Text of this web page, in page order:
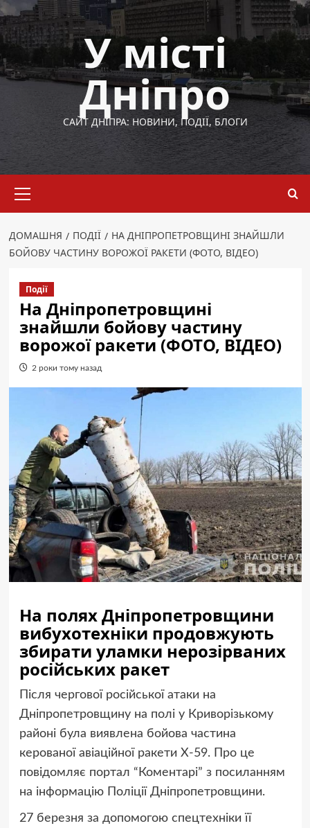
Перейти
до
вмісту
У місті
Дніпро
САЙТ ДНІПРА: НОВИНИ, ПОДІЇ, БЛОГИ
меню
ДОМАШНЯ ПОДІЇ
НА ДНІПРОПЕТРОВЩИНІ ЗНАЙШЛИ
БОЙОВУ ЧАСТИНУ ВОРОЖОЇ РАКЕТИ (ФОТО, ВІДЕО)
Події
На Дніпропетровщині
знайшли бойову частину
ворожої ракети (ФОТО, ВІДЕО)
2 роки тому назад
На полях Дніпропетровщини
вибухотехніки продовжують
збирати уламки нерозірваних
російських ракет
Після чергової російської атаки на
Дніпропетровщину на полі у Криворізькому
районі була виявлена бойова частина
керованої авіаційної ракети Х-59. Про це
повідомляє портал “Коментарі” з посиланням
на інформацію Поліції Дніпропетровщини.
27 березня за допомогою спецтехніки її